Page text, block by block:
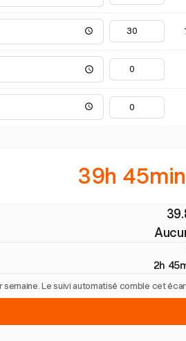
39h 45min
2h
semaine. Le suivi automatisé comble cet